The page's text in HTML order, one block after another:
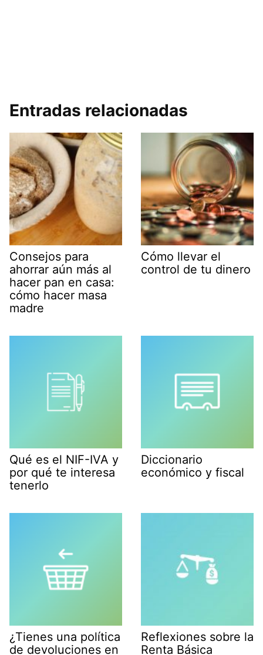
Entradas relacionadas
Consejos para
ahorrar aún más al
hacer pan en casa:
cómo hacer masa
madre
Cómo llevar el
control de tu dinero
Qué es el NIF-IVA y
por qué te interesa
tenerlo
Diccionario
económico y fiscal
¿Tienes una política
de devoluciones en
Reflexiones sobre la
Renta Básica